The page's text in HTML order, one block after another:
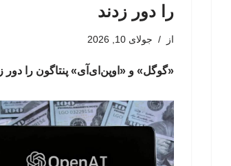
را دور زدند
از جولای 10, 2026
«گوگل» و «اوپن‌ای‌آی» پنتاگون را دور